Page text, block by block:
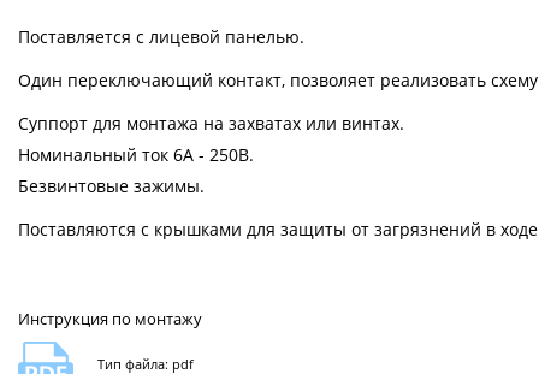
Поставляется с лицевой панелью.
Один переключающий контакт, позволяет реализовать
Суппорт для монтажа на захватах или винтах.
Номинальный ток 6А - 250В.
Безвинтовые зажимы.
Поставляются с крышками для защиты от загрязнений в
Инструкция по монтажу
Тип файла: pdf